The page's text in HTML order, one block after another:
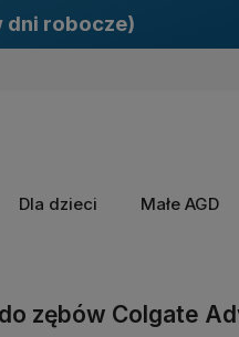
dni robocze)
Wybierz coś dla
oferty lub zaloguj
Dla dzieci Małe AGD
zębów Colgate